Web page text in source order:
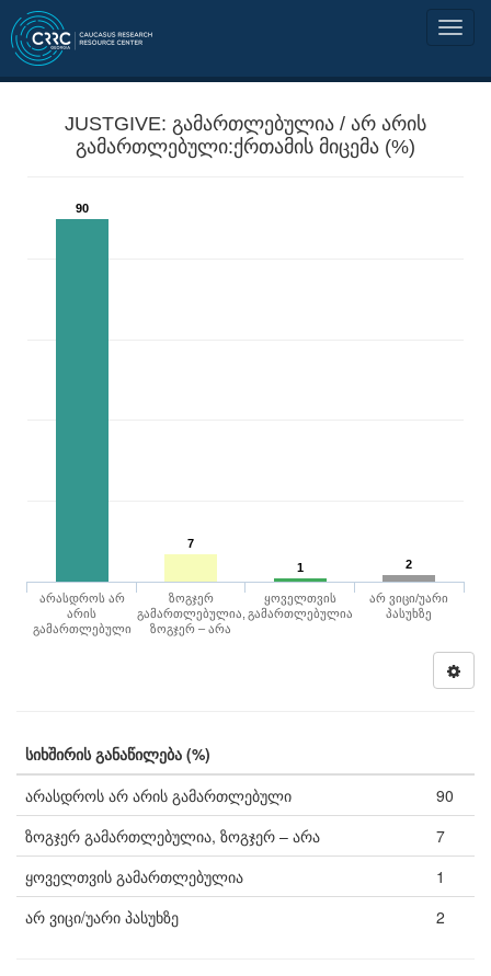
JUSTGIVE: გამართლებულია / არ არის
გამართლებული:ქრთამის მიცემა (%)
90
7
1
2
არასდროს არ
არის
გამართლებული
ზოგჯერ
გამართლებულია,
ზოგჯერ – არა
ყოველთვის
გამართლებულია
არ ვიცი/უარი
პასუხზე
სიხშირის განაწილება (%)
არასდროს არ არის გამართლებული
90
ზოგჯერ გამართლებულია, ზოგჯერ – არა
7
ყოველთვის გამართლებულია
1
არ ვიცი/უარი პასუხზე
2